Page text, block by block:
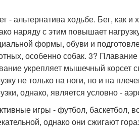
- альтернатива ходьбе. Бег, как
наряду с этим повышает
формы, обуви и
особенно собак. 3?
укрепляет мышечный корсет
не только на ноги, но и на
однако, является условно -
игры - футбол, баскетбол,
однако они сжигают